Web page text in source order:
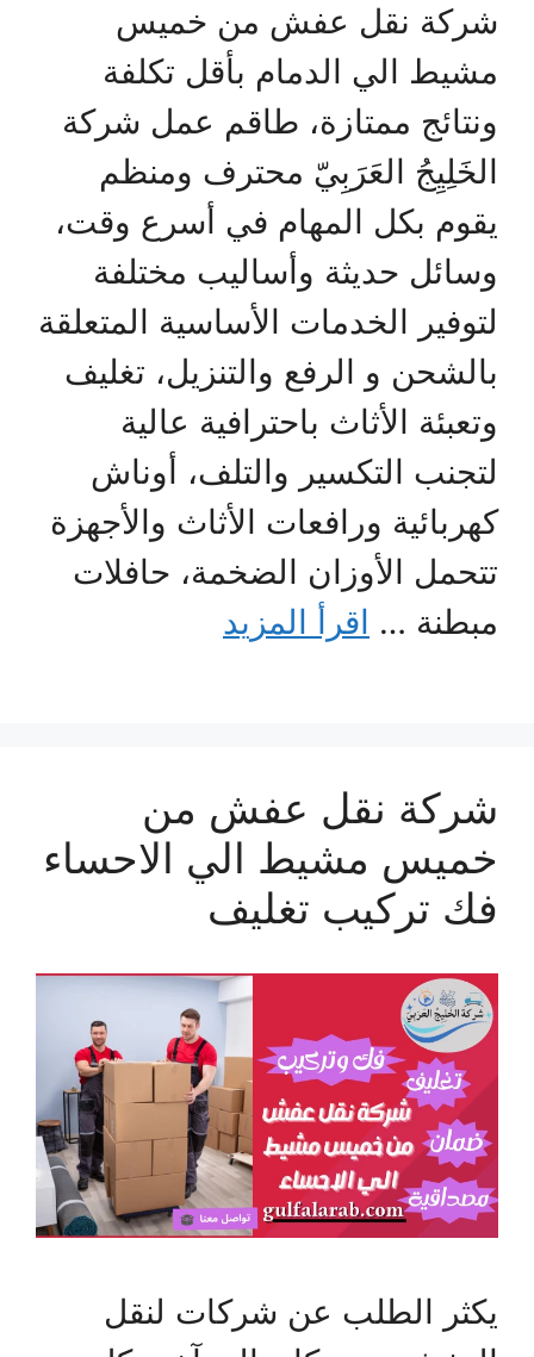
شركة نقل عفش من خميس
مشيط الي الدمام بأقل تكلفة
ونتائج ممتازة، طاقم عمل شركة
الخَلِيِجُ العَرَبِيّ محترف ومنظم
يقوم بكل المهام في أسرع وقت،
وسائل حديثة وأساليب مختلفة
لتوفير الخدمات الأساسية المتعلقة
بالشحن و الرفع والتنزيل، تغليف
وتعبئة الأثاث باحترافية عالية
لتجنب التكسير والتلف، أوناش
كهربائية ورافعات الأثاث والأجهزة
تتحمل الأوزان الضخمة، حافلات
مبطنة … اقرأ المزيد
شركة نقل عفش من
خميس مشيط الي الاحساء
فك تركيب تغليف
يكثر الطلب عن شركات لنقل